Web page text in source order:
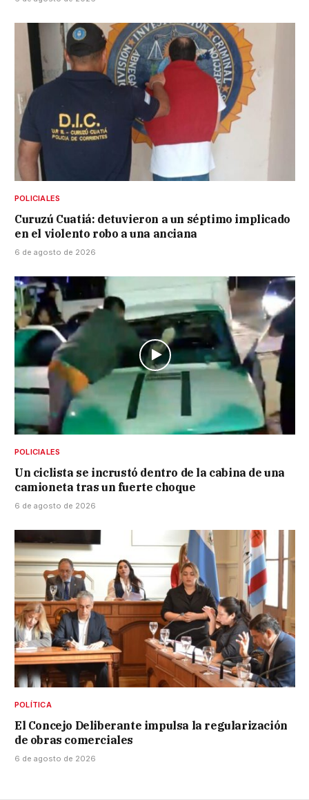
POLICIALES
Curuzú Cuatiá: detuvieron a un séptimo implicado
en el violento robo a una anciana
6 de agosto de 2026
POLICIALES
Un ciclista se incrustó dentro de la cabina de una
camioneta tras un fuerte choque
6 de agosto de 2026
POLÍTICA
El Concejo Deliberante impulsa la regularización
de obras comerciales
6 de agosto de 2026